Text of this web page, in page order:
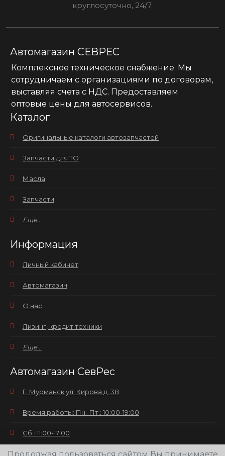
круглосуточно, 24/7.
Автомагазин СЕВРЕС
Комплексное техническое снабжение. Мы
сотрудничаем с организациями по договорам,
выставляя счета с НДС. Предоставляем
оптовые цены для автосервисов.
Каталог
Оригинальные каталоги автозапчастей
Запчасти для ТО
Масла
Запчасти
Еще...
Информация
Личный кабинет
Автомагазин
О нас
Лизинг, кредит техники
Еще...
Автомагазин СевРес
Г. Мурманск ул. Кирова д. 38
Время работы: Пн.-Пт.: 10:00-19:00
Сб.: 11:00-17:00
Вс.: выходной